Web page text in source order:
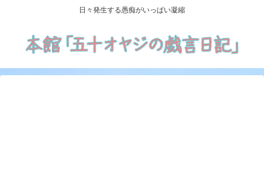
日々発生する愚痴がいっぱい凝縮